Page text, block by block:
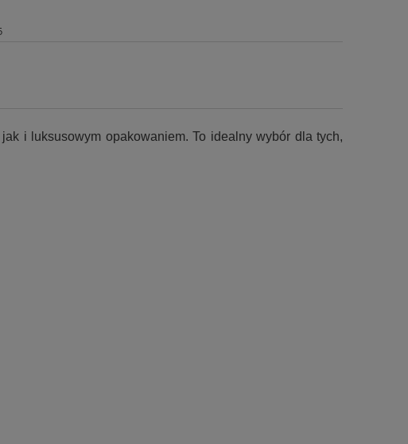
i luksusowym opakowaniem. To idealny wybór dla tych,